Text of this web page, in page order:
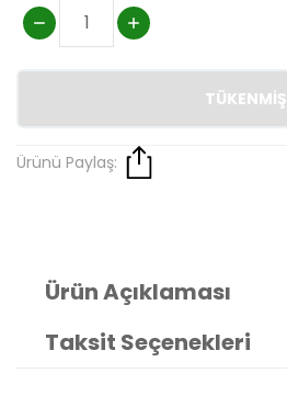
TÜKENMIŞ
Ürünü Paylaş:
Ürün Açıklaması
Taksit Seçenekleri